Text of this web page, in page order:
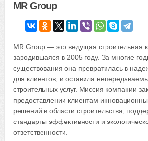
MR Group
MR Group — это ведущая строительная
зародившаяся в 2005 году. За многие
существования она превратилась в
для клиентов, и оставила
строительных услуг. Миссия компании
предоставлении клиентам
решений в области строительства,
стандарты эффективности и
ответственности.